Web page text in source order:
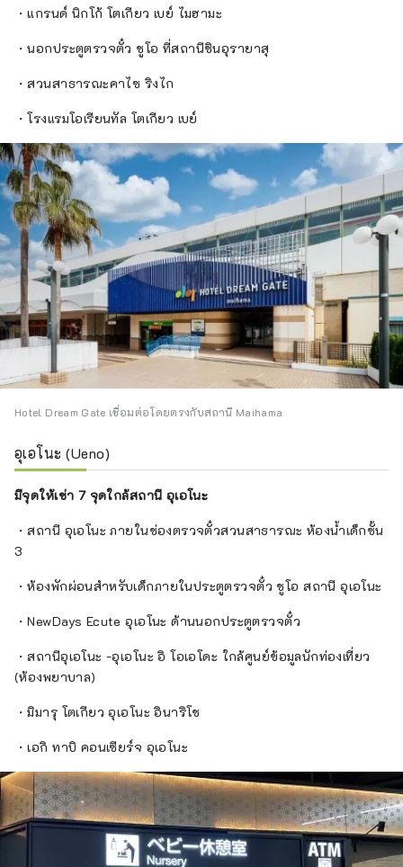
・แกรนด์ นิกโก้ โตเกียว เบย์ ไมฮามะ
・นอกประตูตรวจตั๋ว ชูโอ ที่สถานีชินอุรายาสุ
・สวนสาธารณะคาไซ ริงไก
・โรงแรมโอเรียนทัล โตเกียว เบย์
Hotel Dream Gate เชื่อมต่อโดยตรงกับสถานี Maihama
อุเอโนะ (Ueno)
มีจุดให้เช่า 7 จุดใกล้สถานี อุเอโนะ
・สถานี อุเอโนะ ภายในช่องตรวจตั๋วสวนสาธารณะ ห้องน้ำเด็กชั้น
3
・ห้องพักผ่อนสำหรับเด็กภายในประตูตรวจตั๋ว ชูโอ สถานี อุเอโนะ
・NewDays Ecute อุเอโนะ ด้านนอกประตูตรวจตั๋ว
・สถานีอุเอโนะ -อุเอโนะ อิ โอเอโดะ ใกล้ศูนย์ข้อมูลนักท่องเที่ยว
(ห้องพยาบาล)
・มิมารุ โตเกียว อุเอโนะ อินาริโช
・เอกิ ทาบิ คอนเซียร์จ อุเอโนะ